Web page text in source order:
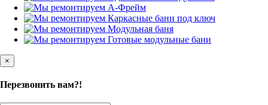
×
Перезвонить вам?!